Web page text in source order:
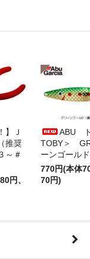
】Ｊ
推奨
～＃
円、
ABU
TOBY＞
ーンゴールド
770円(本体
70円)